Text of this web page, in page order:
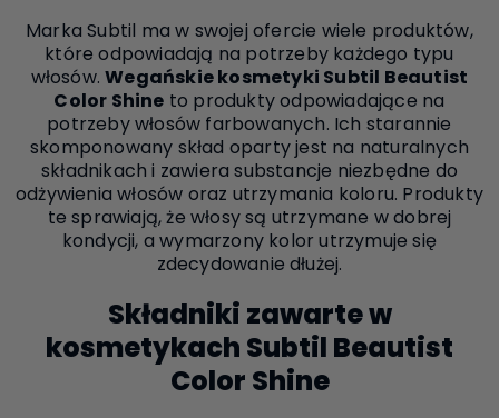
Marka Subtil ma w swojej ofercie wiele produktów,
które odpowiadają na potrzeby każdego typu
włosów.Wegańskie kosmetyki Subtil Beautist
Color Shine to produkty odpowiadające na
potrzeby włosów farbowanych. Ich starannie
skomponowany skład oparty jest na naturalnych
składnikach i zawiera substancje niezbędne do
odżywienia włosów oraz utrzymania koloru. Produkty
te sprawiają, że włosy są utrzymane w dobrej
kondycji, a wymarzony kolor utrzymuje się
zdecydowanie dłużej.
Składniki zawarte w
kosmetykach Subtil Beautist
Color Shine